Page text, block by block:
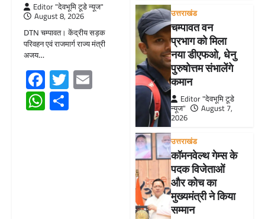
Editor "देवभूमि टूडे न्यूज"
August 8, 2026
DTN चम्पावत। केंद्रीय सड़क
परिवहन एवं राजमार्ग राज्य मंत्री
अजय…
Facebook
TwitterEmail
WhatsApp
उत्तराखंड
चम्पावत वन
प्रभाग को मिला
नया डीएफओ, धेनु
पुरुषोत्तम संभालेंगे
कमान
Editor "देवभूमि टूडे
न्यूज"
August 7,
2026
उत्तराखंड
कॉमनवेल्थ गेम्स के
पदक विजेताओं
और कोच का
मुख्यमंत्री ने किया
सम्मान